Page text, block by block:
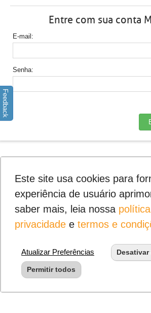
Entre com sua conta
E-mail
Senha
Feedback
Este site usa cookies para
experiência de usuário
saber mais, leia nossa
privacidadee termos e
Atualizar Preferências
Permitir todos